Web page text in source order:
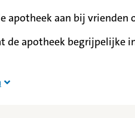
apotheek aan bij vrienden
de apotheek begrijpelijke